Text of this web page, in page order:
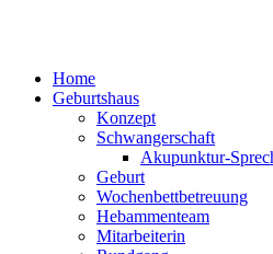
Home
Geburtshaus
Konzept
Schwangerschaft
Akupunktur-
Geburt
Wochenbettbetreuung
Hebammenteam
Mitarbeiterin